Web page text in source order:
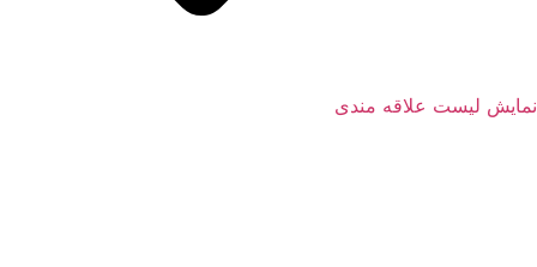
نمایش لیست علاقه مندی